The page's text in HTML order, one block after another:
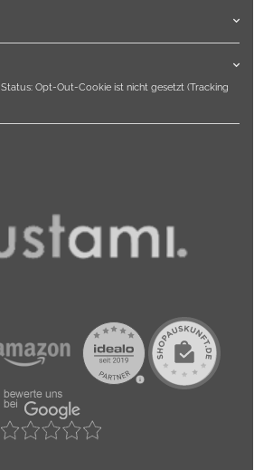
Status: Opt-Out-Cookie ist nicht gesetzt (Tracking